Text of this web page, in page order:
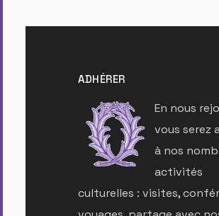
ADHÉRER
En nous
vous serez
à nos
activités
culturelles : visites,